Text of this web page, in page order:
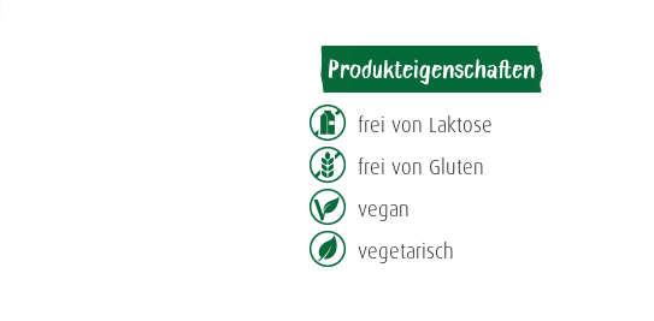
Produkteigenschaften
frei von Laktose
frei von Gluten
vegan
vegetarisch